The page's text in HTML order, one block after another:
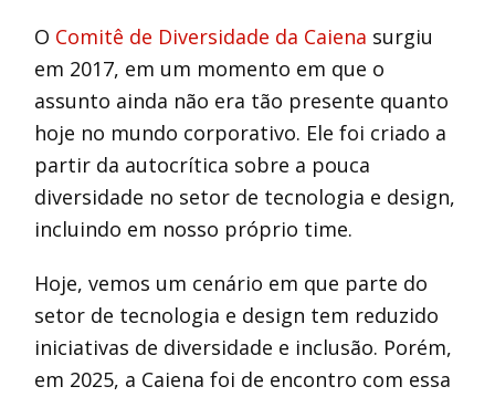
O Comitê de Diversidade da Caiena surgiu
em 2017, em um momento em que o
assunto ainda não era tão presente quanto
hoje no mundo corporativo. Ele foi criado a
partir da autocrítica sobre a pouca
diversidade no setor de tecnologia e design,
incluindo em nosso próprio time.
Hoje, vemos um cenário em que parte do
setor de tecnologia e design tem reduzido
iniciativas de diversidade e inclusão. Porém,
em 2025, a Caiena foi de encontro com essa